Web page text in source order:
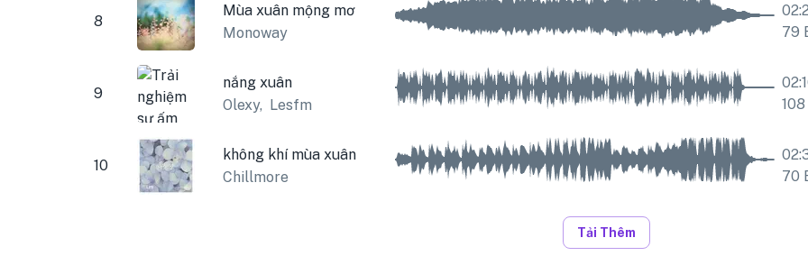
8
Mùa xuân mộng mơ
Monoway
79
9
nắng xuân
Olexy, Lesfm
108
10
không khí mùa xuân
Chillmore
70
Tải Thêm